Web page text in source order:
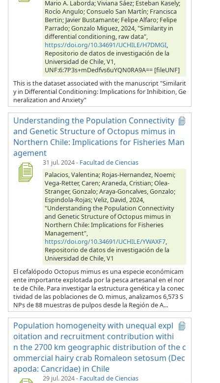
Mario A. Laborda; Viviana Sáez; Esteban Kasely;
Rocío Angulo; Consuelo San Martín; Francisca
Bertin; Javier Bustamante; Felipe Alfaro; Felipe
Parrado; Gonzalo Miguez, 2024, "Similarity in
differential conditioning, raw data",
https://doi.org/10.34691/UCHILE/H7DMGI,
Repositorio de datos de investigación de la
Universidad de Chile, V1,
UNF:6:7P3s+mDedfvs6uYQN0RA9A== [fileUNF]
This is the dataset associated with the manuscript "Similarit
y in Differential Conditioning: Implications for Inhibition, Ge
neralization and Anxiety"
Understanding the Population Connectivity
and Genetic Structure of Octopus mimus in
Northern Chile: Implications for Fisheries Man
agement
31 jul. 2024- Facultad de Ciencias
Palacios, Valentina; Rojas-Hernandez, Noemi;
Vega-Retter, Caren; Araneda, Cristian; Olea-
Stranger, Gonzalo; Araya-Goncalves, Gonzalo;
Espindola-Rojas; Veliz, David, 2024,
"Understanding the Population Connectivity
and Genetic Structure of Octopus mimus in
Northern Chile: Implications for Fisheries
Management",
https://doi.org/10.34691/UCHILE/YWAXF7,
Repositorio de datos de investigación de la
Universidad de Chile, V1
El cefalópodo Octopus mimus es una especie económicam
ente importante explotada por la pesca artesanal en el nor
te de Chile. Para investigar la estructura genética y la conec
tividad de las poblaciones de O. mimus, analizamos 6,573 S
NPs de 88 muestras de pulpos desde la Región de A...
Population homogeneity with unequal expl
oitation and recruitment contribution withi
n the 2700 km geographic distribution of the c
ommercial hairy crab Romaleon setosum (Dec
apoda: Cancridae) in Chile
29 jul. 2024- Facultad de Ciencias